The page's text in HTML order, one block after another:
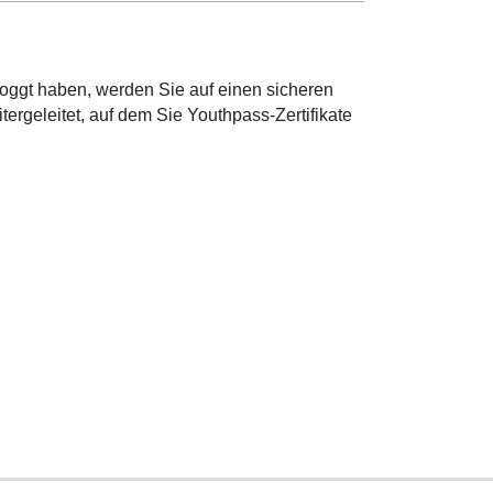
haben, werden Sie auf einen sicheren
auf dem Sie Youthpass-Zertifikate